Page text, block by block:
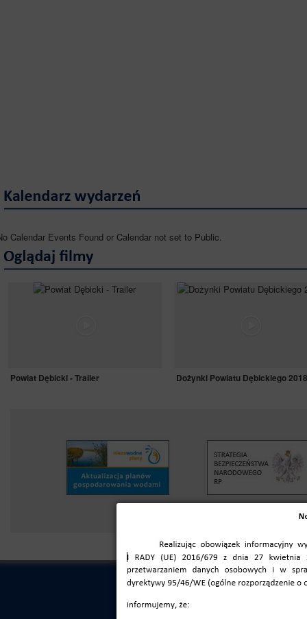
Calendar Events Found or Calendar not set to Public.
Powiat Dębicki - Trailer Dożynki Powiatu Dębickiego 2018